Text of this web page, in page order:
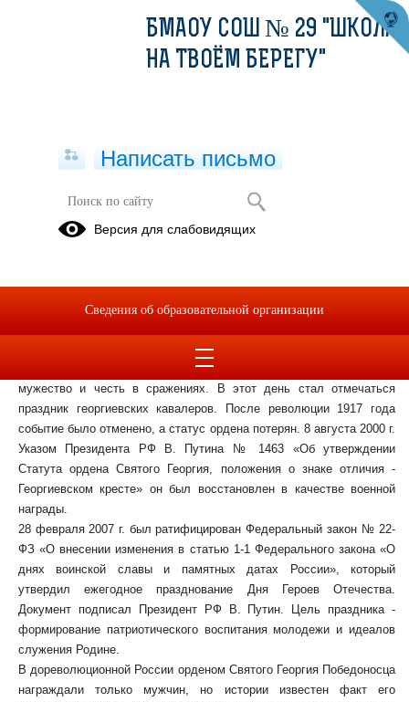
19.12.2022
День героев Отечества отмечается в России 9 декабря. Дата
события имеет символическое значение. 9 декабря 1769 г.
империи - орден Святого Георгия Победоносца, который имел 4
степени отличия и присваивался только воинам, проявившим
мужество и честь в сражениях. В этот день стал отмечаться
праздник георгиевских кавалеров. После революции 1917 года
событие было отменено, а статус ордена потерян. 8 августа 2000 г.
Указом Президента РФ В. Путина № 1463 «Об утверждении
Статута ордена Святого Георгия, положения о знаке отличия -
Георгиевском кресте» он был восстановлен в качестве военной
награды.
28 февраля 2007 г. был ратифицирован Федеральный закон № 22-
ФЗ «О внесении изменения в статью 1-1 Федерального закона «О
днях воинской славы и памятных датах России», который
утвердил ежегодное празднование Дня Героев Отечества.
Документ подписал Президент РФ В. Путин. Цель праздника -
формирование патриотического воспитания молодежи и идеалов
служения Родине.
В дореволюционной России орденом Святого Георгия Победоносца
награждали только мужчин, но истории известен факт его
БМАОУ СОШ № 29 "ШКОЛА
НА ТВОЁМ БЕРЕГУ"
Написать письмо
Версия для слабовидящих
Сведения об образовательной организации